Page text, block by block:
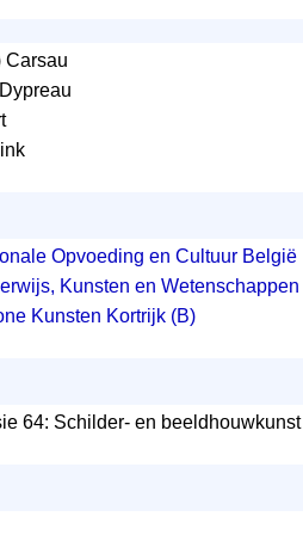
Carsau
Opvoeding en Cultuur België
Kunsten en Wetenschappen
Kunsten Kortrijk (B)
64: Schilder- en